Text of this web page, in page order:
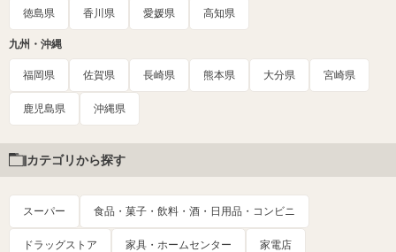
徳島県 香川県 愛媛県 高知県
九州・沖縄
福岡県 佐賀県 長崎県 熊本県 大分県 宮崎県
鹿児島県 沖縄県
カテゴリから探す
スーパー 食品・菓子・飲料・酒・日用品・コンビニ
ドラッグストア 家具・ホームセンター 家電店